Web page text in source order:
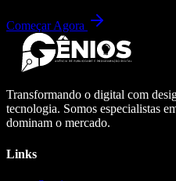
Começar Agora
Transformando o digital com
tecnologia. Somos especialistas
dominam o mercado.
Links